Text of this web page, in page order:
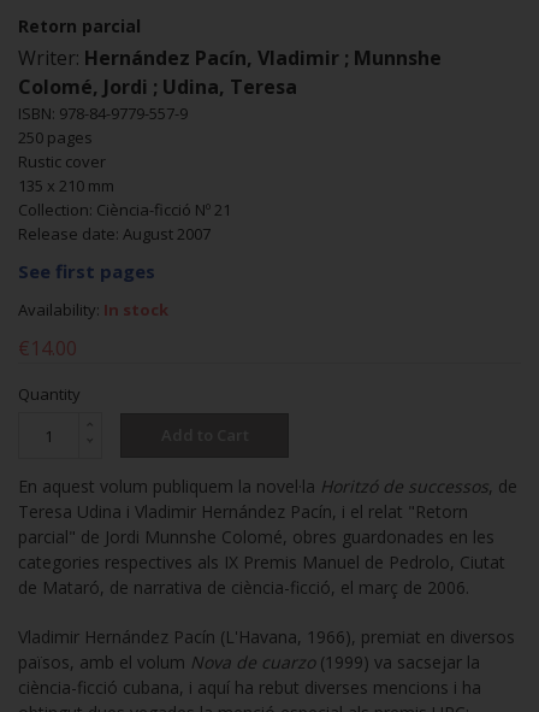
Retorn parcial
Writer: Hernández Pacín, Vladimir ; Munnshe
Colomé, Jordi ; Udina, Teresa
ISBN: 978-84-9779-557-9
250 pages
Rustic cover
135 x 210 mm
Collection: Ciència-ficció Nº 21
Release date: August 2007
See first pages
Availability: In stock
€14.00
Quantity
En aquest volum publiquem la novel·la Horitzó de successos, de
Teresa Udina i Vladimir Hernández Pacín, i el relat "Retorn
parcial" de Jordi Munnshe Colomé, obres guardonades en les
categories respectives als IX Premis Manuel de Pedrolo, Ciutat
de Mataró, de narrativa de ciència-ficció, el març de 2006.
Vladimir Hernández Pacín (L'Havana, 1966), premiat en diversos
països, amb el volum Nova de cuarzo(1999) va sacsejar la
ciència-ficció cubana, i aquí ha rebut diverses mencions i ha